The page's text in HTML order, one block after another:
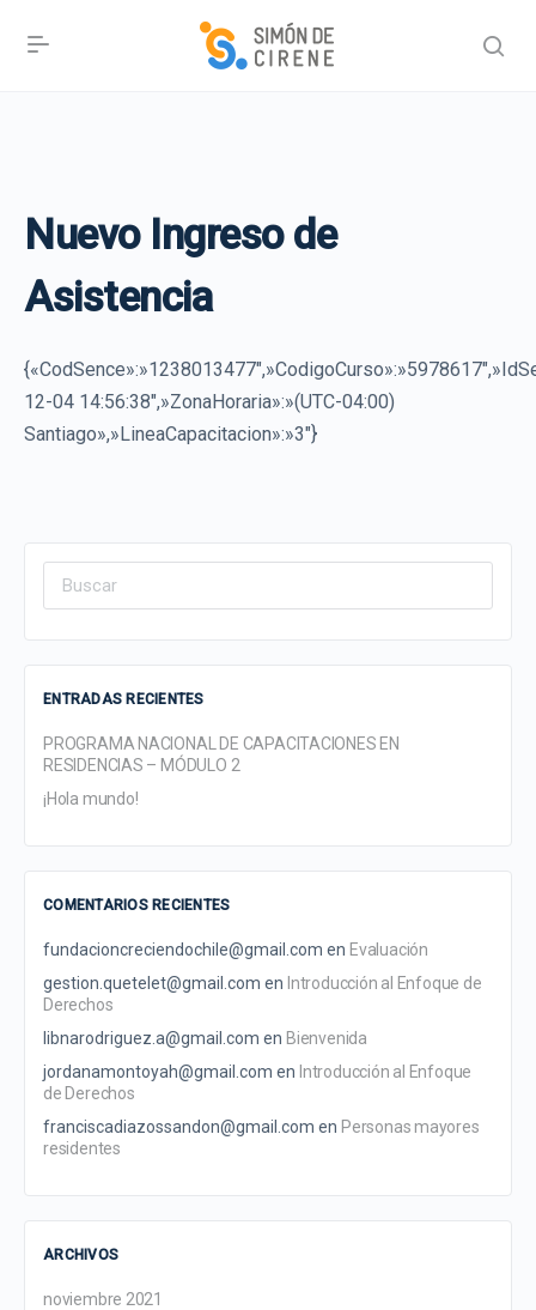
Nuevo Ingreso de
Asistencia
12-04 14:56:38″,»ZonaHoraria»:»(UTC-04:00)
Santiago»,»LineaCapacitacion»:»3″}
Search
ENTRADAS RECIENTES
PROGRAMA NACIONAL DE CAPACITACIONES EN
RESIDENCIAS – MÓDULO 2
¡Hola mundo!
COMENTARIOS RECIENTES
fundacioncreciendochile@gmail.com en Evaluación
gestion.quetelet@gmail.com en Introducción al Enfoque de
Derechos
libnarodriguez.a@gmail.com en Bienvenida
jordanamontoyah@gmail.com en Introducción al Enfoque
de Derechos
franciscadiazossandon@gmail.com en Personas mayores
residentes
ARCHIVOS
noviembre 2021